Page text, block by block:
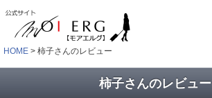
HOME 柿子さんのレビュー
柿子さんのレビュー